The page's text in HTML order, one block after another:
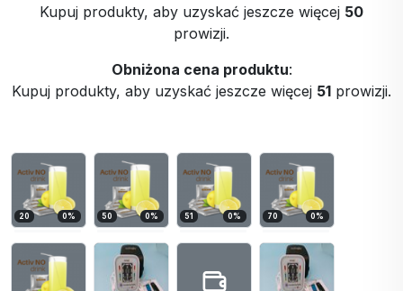
Kupuj produkty, aby uzyskać jeszcze więcej 50
prowizji.
Obniżona cena produktu:
Kupuj produkty, aby uzyskać jeszcze więcej 51 prowizji.
20 0% 50 0% 51 0% 70 0%